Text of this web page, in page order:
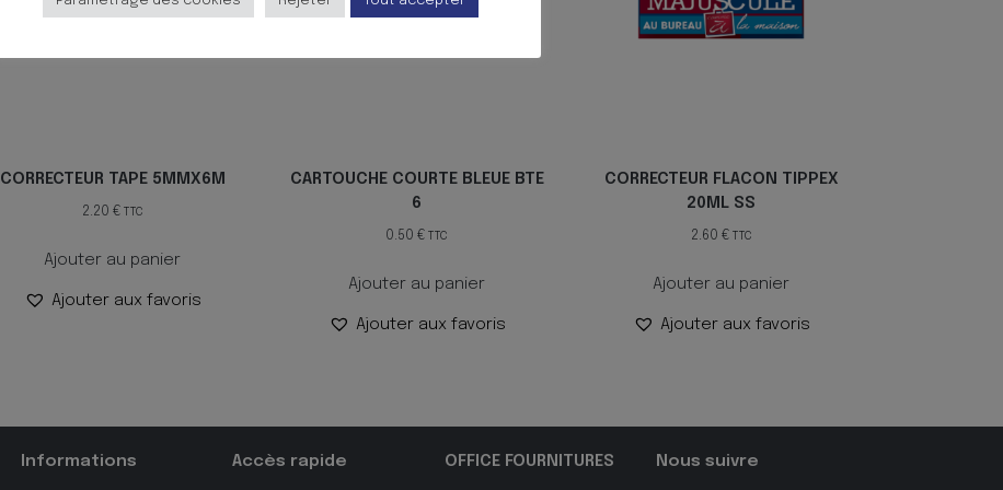
CORRECTEUR TAPE 5MMX6M
2.20 € TTC
Ajouter au panier
Ajouter aux favoris
CARTOUCHE COURTE BLEUE BTE
6
0.50€ TTC
Ajouter au panier
Ajouter aux favoris
CORRECTEUR FLACON TIPPEX
20ML SS
2.60 € TTC
Ajouter au panier
Ajouter aux favoris
Informations Accès rapide OFFICE FOURNITURES Nous suivre